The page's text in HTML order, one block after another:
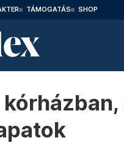
TÁMOGATÁS SHOP